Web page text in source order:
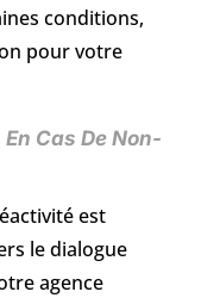
conditions,
pour votre
Cas De Non-
est
le dialogue
agence